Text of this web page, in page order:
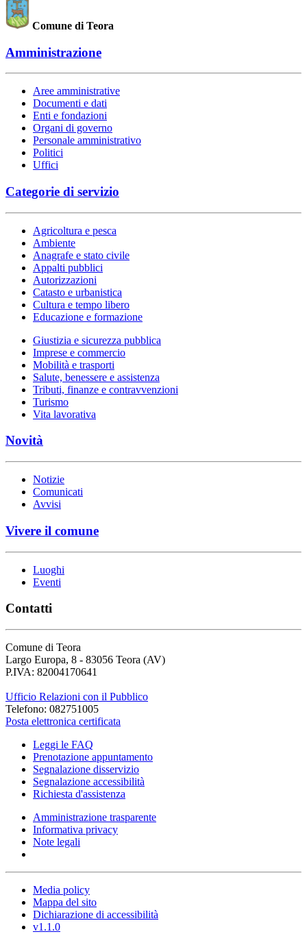
Comune di Teora
Amministrazione
Aree amministrative
Documenti e dati
Enti e fondazioni
Organi di governo
Personale amministrativo
Politici
Uffici
Categorie di servizio
Agricoltura e pesca
Ambiente
Anagrafe e stato civile
Appalti pubblici
Autorizzazioni
Catasto e urbanistica
Cultura e tempo libero
Educazione e formazione
Giustizia e sicurezza pubblica
Imprese e commercio
Mobilità e trasporti
Salute, benessere e assistenza
Tributi, finanze e contravvenzioni
Turismo
Vita lavorativa
Novità
Notizie
Comunicati
Avvisi
Vivere il comune
Luoghi
Eventi
Contatti
Comune di Teora
Largo Europa, 8 - 83056 Teora (AV)
P.IVA: 82004170641
Ufficio Relazioni con il Pubblico
Telefono: 082751005
Posta elettronica certificata
Leggi le FAQ
Prenotazione appuntamento
Segnalazione disservizio
Segnalazione accessibilità
Richiesta d'assistenza
Amministrazione trasparente
Informativa privacy
Note legali
Media policy
Mappa del sito
Dichiarazione di accessibilità
v1.1.0